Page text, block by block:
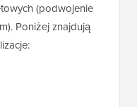
(podwojenie
Poniżej znajdują